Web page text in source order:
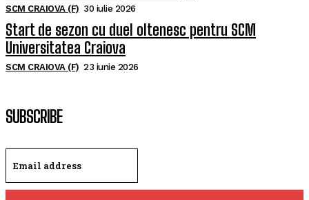
SCM CRAIOVA (F) 30 iulie 2026
Start de sezon cu duel oltenesc pentru SCM
Universitatea Craiova
SCM CRAIOVA (F) 23 iunie 2026
SUBSCRIBE